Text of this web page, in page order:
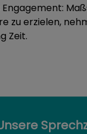
erzielen,
Zeit.